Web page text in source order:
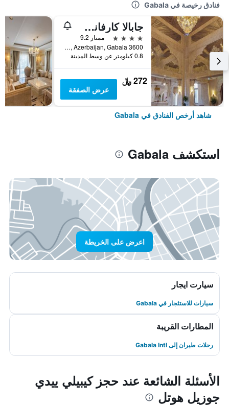
فنادق رخيصة في Gabala
جابالا كارفانساراي هوتل
4 نجوم
ممتاز 9.2
3600 Elchin Kerimov 20 Gabala, Azerbaijan, Gabala, أذربيجان
0.8 كيلومتر عن وسط المدينة
272 ﷼
عرض الصفقة
شاهد أرخص الفنادق في Gabala
استكشف Gabala
اعرض على الخريطة
سيارت ايجار
سيارات للاستئجار في Gabala
المطارات القريبة
رحلات طيران إلى Gabala Intl
الأسئلة الشائعة عند حجز كيبيلي ييدي
جوزيل هوتل